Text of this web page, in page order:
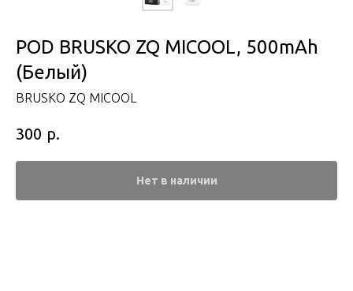
POD BRUSKO ZQ MICOOL, 500mAh
(Белый)
BRUSKO ZQ MICOOL
300 р.
Нет в наличии